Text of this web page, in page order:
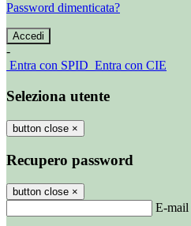
Password dimenticata?
-
Entra con SPID Entra con CIE
Seleziona utente
button close ×
Recupero password
button close ×
E-mail